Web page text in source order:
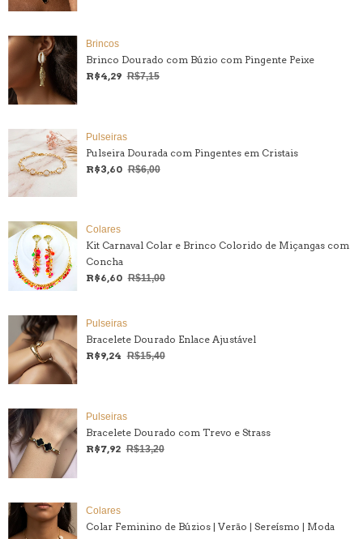
Brincos
Brinco Dourado com Búzio com Pingente Peixe
R$4,29 R$7,15
Pulseiras
Pulseira Dourada com Pingentes em Cristais
R$3,60 R$6,00
Colares
Kit Carnaval Colar e Brinco Colorido de Miçangas com
Concha
R$6,60 R$11,00
Pulseiras
Bracelete Dourado Enlace Ajustável
R$9,24 R$15,40
Pulseiras
Bracelete Dourado com Trevo e Strass
R$7,92 R$13,20
Colares
Colar Feminino de Búzios | Verão | Sereísmo | Moda